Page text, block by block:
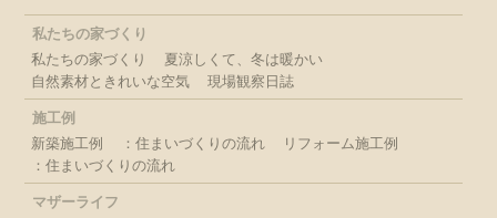
私たちの家づくり
私たちの家づくり
夏涼しくて、冬は暖かい
自然素材ときれいな空気
現場観察日誌
施工例
新築施工例
：住まいづくりの流れ
リフォーム施工例
：住まいづくりの流れ
マザーライフ